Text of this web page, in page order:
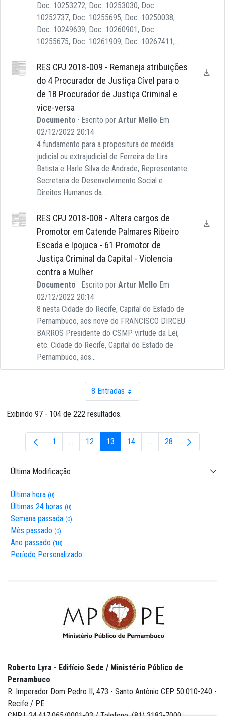
Doc. 10253272, Doc. 10253030, Doc.
10252737, Doc. 10255695, Doc. 10250038,
Doc. 10249639, Doc. 10260901, Doc.
10255675, Doc. 10261909, Doc. 10267411,...
RES CPJ 2018-009 - Remaneja atribuições
do 4 Procurador de Justiça Cível para o
de 18 Procurador de Justiça Criminal e
vice-versa
Documento · Escrito por Artur Mello Em
02/12/2022 20:14
4 fundamento para a propositura de medida
judicial ou extrajudicial de Ferreira de Lira
Batista e Harle Silva de Andrade, Representante:
Secretaria de Desenvolvimento Social e
Direitos Humanos da...
RES CPJ 2018-008 - Altera cargos de
Promotor em Catende Palmares Ribeiro
Escada e Ipojuca - 61 Promotor de
Justiça Criminal da Capital - Violencia
contra a Mulher
Documento · Escrito por Artur Mello Em
02/12/2022 20:14
8 nesta Cidade do Recife, Capital do Estado de
Pernambuco, aos nove do FRANCISCO DIRCEU
BARROS Presidente do CSMP virtude da Lei,
etc. Cidade do Recife, Capital do Estado de
Pernambuco, aos...
8 EntradasPor página
Exibindo 97 - 104 de 222 resultados.
Página
1 ...Páginas intermediárias Usar ABA para navegar.
Página
12 Página
13 Página
14 ...Páginas intermediárias
Página
28
Última Modificação
Última hora (0)
Últimas 24 horas (0)
Semana passada (0)
Mês passado (0)
Ano passado (18)
Período Personalizado…
Roberto Lyra - Edifício Sede / Ministério Público de
Pernambuco
R. Imperador Dom Pedro II, 473 - Santo Antônio CEP 50.010-240 -
Recife / PE